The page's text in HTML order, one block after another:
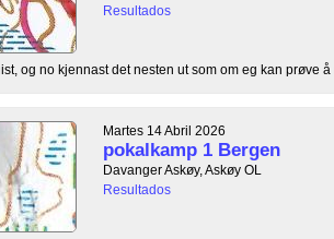
Resultados
og no kjennast det nesten ut som om eg kan prøve å
Martes 14 Abril 2026
pokalkamp 1 Bergen
Davanger Askøy, Askøy OL
Resultados